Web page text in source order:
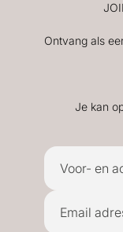
Ontvang als
Je kan